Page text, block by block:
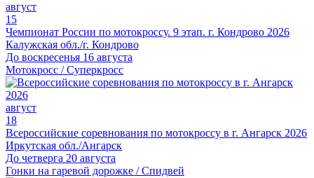
август
15
Чемпионат России по мотокроссу. 9 этап. г. Кондрово 2026
Калужская обл./г. Кондрово
До воскресенья 16 августа
Мотокросс / Суперкросс
август
18
Всероссийские соревнования по мотокроссу в г. Ангарск 2026
Иркутская обл./Ангарск
До четверга 20 августа
Гонки на гаревой дорожке / Спидвей